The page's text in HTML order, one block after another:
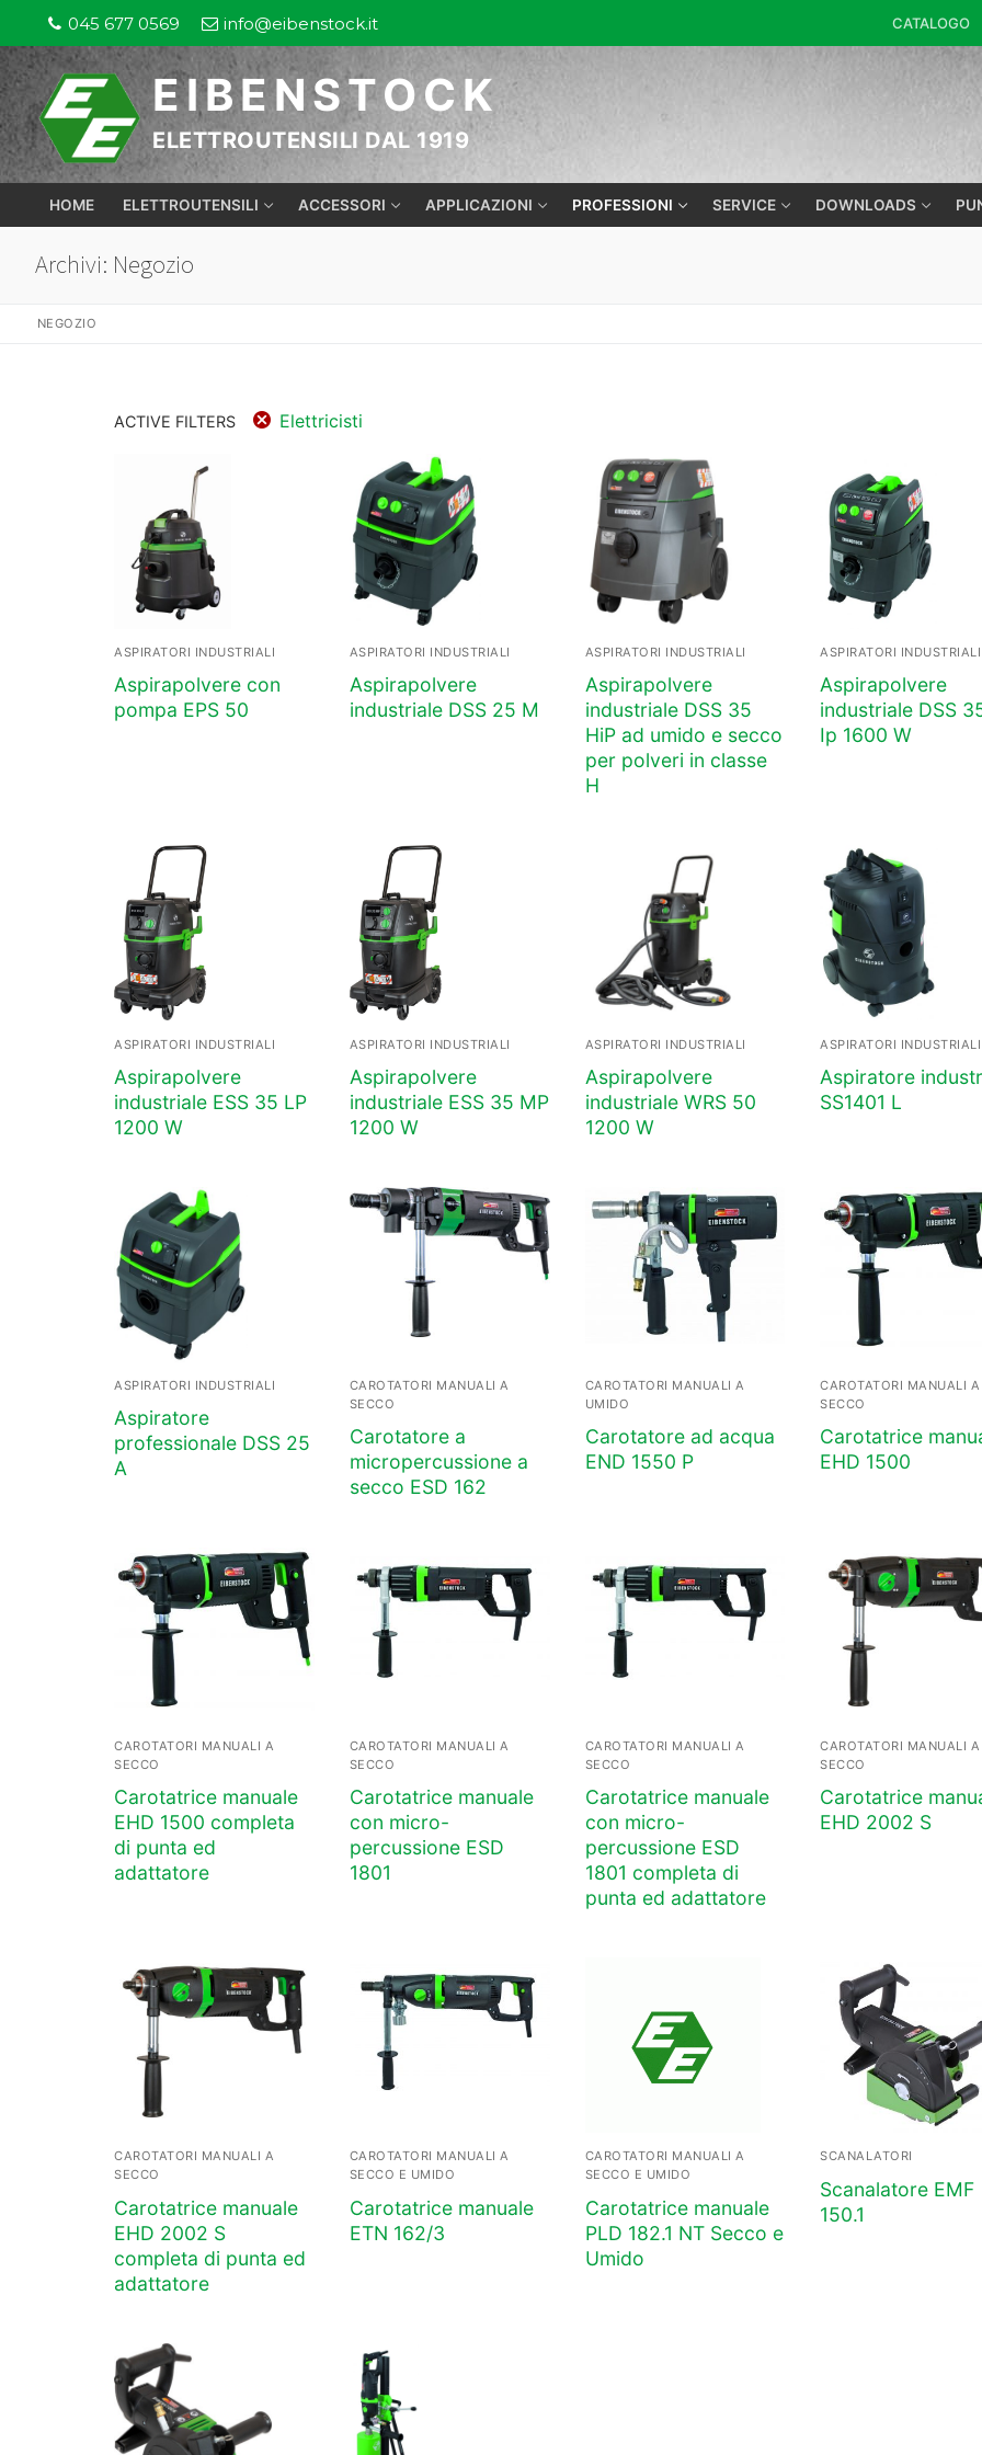
contenuto
045 677 0569 info@eibenstock.it CATALOGO
EIBENSTOCK
ELETTROUTENSILI DAL 1919
HOME ELETTROUTENSILI ACCESSORI APPLICAZIONI PROFESSIONI SERVICE DOWNLOADS
Archivi: Negozio
NEGOZIO
ACTIVE FILTERS Elettricisti
ASPIRATORI INDUSTRIALI
Aspirapolvere con
pompa EPS 50
ASPIRATORI INDUSTRIALI
Aspirapolvere
industriale DSS 25 M
ASPIRATORI INDUSTRIALI
Aspirapolvere
industriale DSS 35
HiP ad umido e secco
per polveri in classe
H
ASPIRATORI INDUSTRIALI
Aspirapolvere
industriale DSS
Ip 1600 W
ASPIRATORI INDUSTRIALI
Aspirapolvere
industriale ESS 35 LP
1200 W
ASPIRATORI INDUSTRIALI
Aspirapolvere
industriale ESS 35 MP
1200 W
ASPIRATORI INDUSTRIALI
Aspirapolvere
industriale WRS 50
1200 W
ASPIRATORI INDUSTRIALI
Aspiratore
SS1401 L
ASPIRATORI INDUSTRIALI
Aspiratore
professionale DSS 25
A
CAROTATORI MANUALI A
SECCO
Carotatore a
micropercussione a
secco ESD 162
CAROTATORI MANUALI A
UMIDO
Carotatore ad acqua
END 1550 P
CAROTATORI MANUALI A
SECCO
Carotatrice
EHD 1500
CAROTATORI MANUALI A
SECCO
Carotatrice manuale
EHD 1500 completa
di punta ed
adattatore
CAROTATORI MANUALI A
SECCO
Carotatrice manuale
con micro-
percussione ESD
1801
CAROTATORI MANUALI A
SECCO
Carotatrice manuale
con micro-
percussione ESD
1801 completa di
punta ed adattatore
CAROTATORI MANUALI A
SECCO
Carotatrice
EHD 2002 S
CAROTATORI MANUALI A
SECCO
Carotatrice manuale
EHD 2002 S
completa di punta ed
adattatore
CAROTATORI MANUALI A
SECCO E UMIDO
Carotatrice manuale
ETN 162/3
CAROTATORI MANUALI A
SECCO E UMIDO
Carotatrice manuale
PLD 182.1 NT Secco e
Umido
SCANALATORI
Scanalatore EMF
150.1